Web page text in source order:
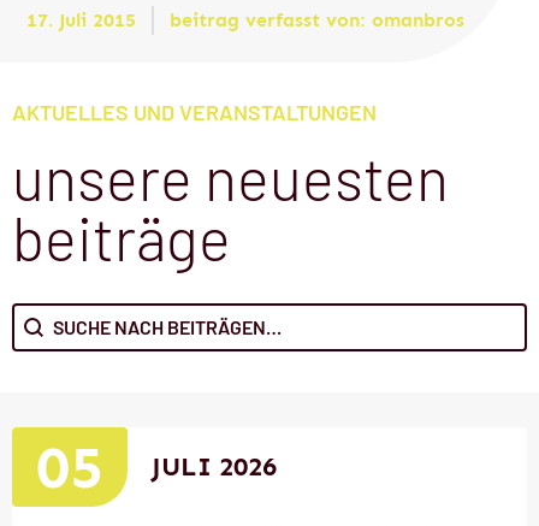
17. Juli 2015 beitrag verfasst von: omanbros
AKTUELLES UND VERANSTALTUNGEN
unsere neuesten
beiträge
Suche
Search content
05 JULI 2026